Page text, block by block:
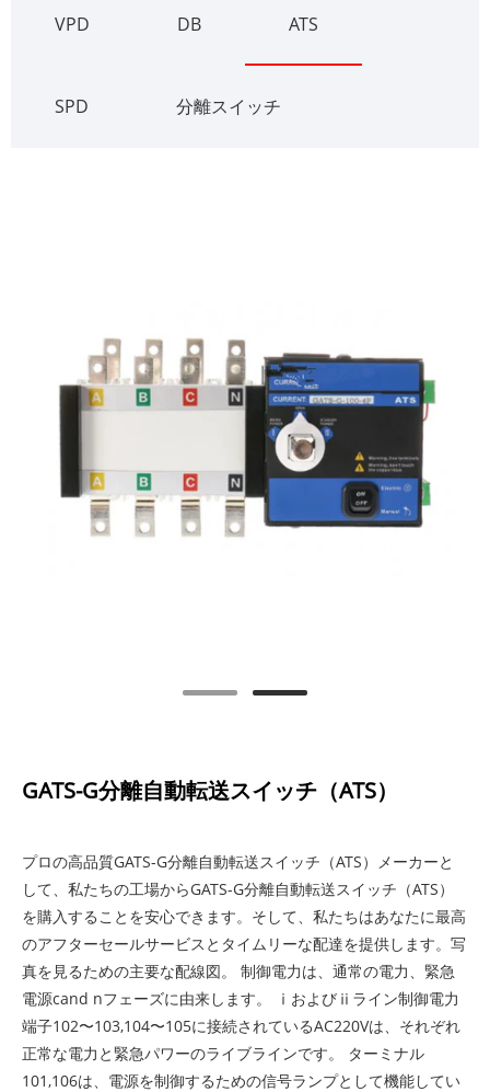
VPD DB ATS
SPD 分離スイッチ
GATS-G分離自動転送スイッチ（ATS）
プロの高品質GATS-G分離自動転送スイッチ（ATS）メーカーと
して、私たちの工場からGATS-G分離自動転送スイッチ（ATS）
を購入することを安心できます。そして、私たちはあなたに最高
のアフターセールサービスとタイムリーな配達を提供します。写
真を見るための主要な配線図。 制御電力は、通常の電力、緊急
電源cand nフェーズに由来します。 ⅰおよびⅱライン制御電力
端子102〜103,104〜105に接続されているAC220Vは、それぞれ
正常な電力と緊急パワーのライブラインです。 ターミナル
101,106は、電源を制御するための信号ランプとして機能してい